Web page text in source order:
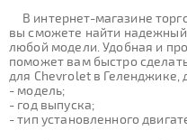
В интернет-магазине
вы сможете найти
любой модели. Удобная и
поможет вам быстро
для Chevrolet в Геленджике,
- модель;
- год выпуска;
- тип установленного